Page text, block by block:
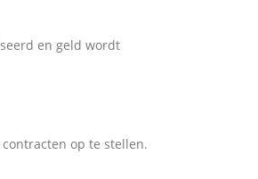
en geld wordt
op te stellen.